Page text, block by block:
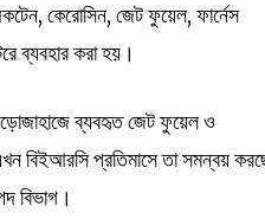
কেরোসিন, জেট ফুয়েল, ফার্নেস
ব্যবহার করা হয়।
ব্যবহৃত জেট ফুয়েল ও
বিইআরসি প্রতিমাসে তা সমন্বয়
বিভাগ।